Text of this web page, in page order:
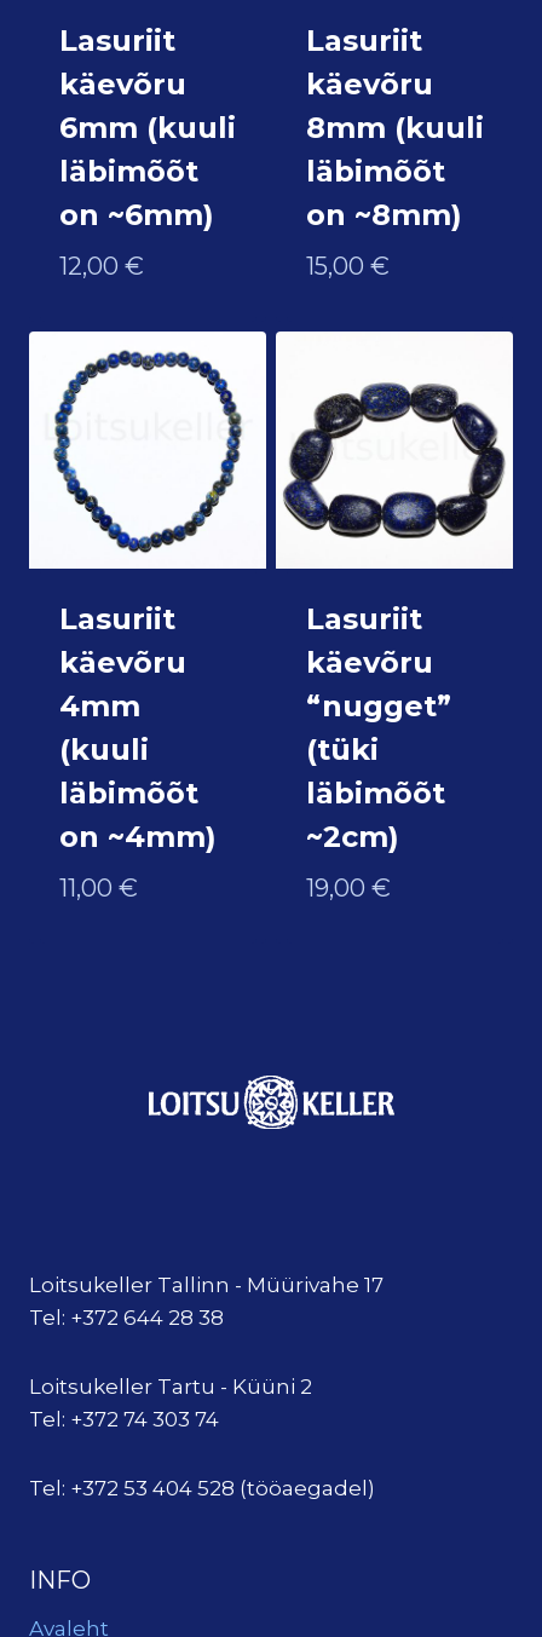
Lasuriit
käevõru
6mm (kuuli
läbimõõt
on ~6mm)
12,00 €
Lasuriit
käevõru
8mm (kuuli
läbimõõt
on ~8mm)
15,00 €
Lasuriit
käevõru
4mm
(kuuli
läbimõõt
on ~4mm)
11,00 €
Lasuriit
käevõru
“nugget”
(tüki
läbimõõt
~2cm)
19,00 €
Loitsukeller Tallinn - Müürivahe 17
Tel: +372 644 28 38
Loitsukeller Tartu - Küüni 2
Tel: +372 74 303 74
Tel: +372 53 404 528 (tööaegadel)
INFO
Avaleht